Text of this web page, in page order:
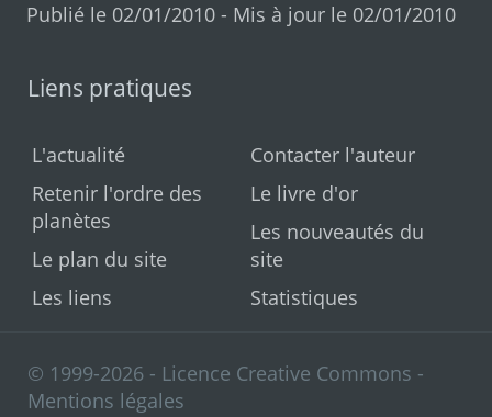
Publié le 02/01/2010 - Mis à jour le 02/01/2010
Liens pratiques
L'actualité
Retenir l'ordre des
planètes
Le plan du site
Les liens
Contacter l'auteur
Le livre d'or
Les nouveautés du
site
Statistiques
© 1999-2026 - Licence Creative Commons -
Mentions légales